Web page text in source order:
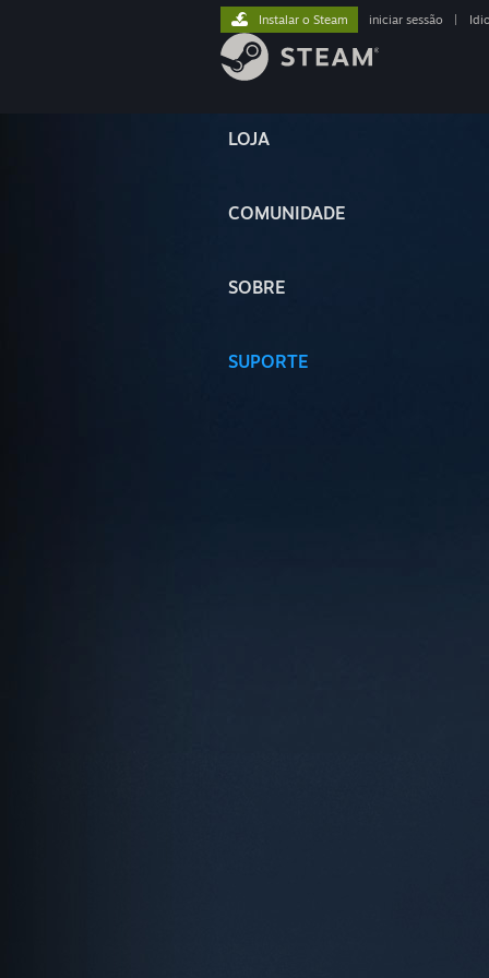
LOJA
COMUNIDADE
SOBRE
SUPORTE
Instalar o Steam iniciar sessão